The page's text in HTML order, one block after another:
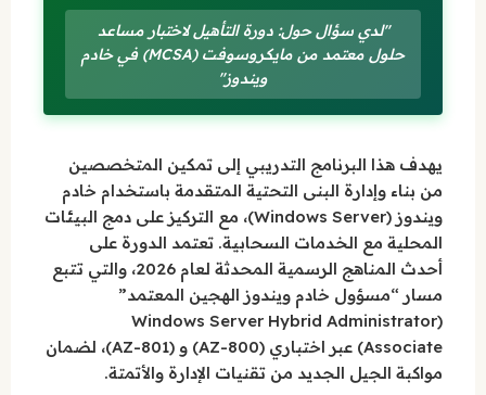
"لدي سؤال حول: دورة التأهيل لاختبار مساعد
حلول معتمد من مايكروسوفت (MCSA) في خادم
ويندوز"
يهدف هذا البرنامج التدريبي إلى تمكين المتخصصين
من بناء وإدارة البنى التحتية المتقدمة باستخدام خادم
ويندوز (Windows Server)، مع التركيز على دمج البيئات
المحلية مع الخدمات السحابية. تعتمد الدورة على
أحدث المناهج الرسمية المحدثة لعام 2026، والتي تتبع
مسار “مسؤول خادم ويندوز الهجين المعتمد”
(Windows Server Hybrid Administrator
Associate) عبر اختباري (AZ-800) و (AZ-801)، لضمان
مواكبة الجيل الجديد من تقنيات الإدارة والأتمتة.